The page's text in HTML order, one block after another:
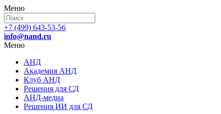
Меню
+7 (499) 643-53-56
info@nand.ru
Меню
АНД
Академия АНД
Клуб АНД
Решения для СД
АНД-медиа
Решения ИИ для СД